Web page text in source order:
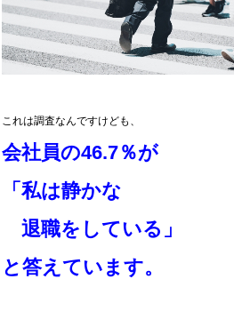
これは調査なんですけども、
会社員の46.7％が
「私は静かな
退職を している」
と答えています。